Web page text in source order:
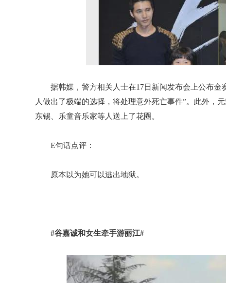
据韩媒，警方相关人士在17日新闻发布会上公布
人做出了极端的选择，将处理意外死亡事件”。此外，
东锡、乐童音乐家等人送上了花圈。
E句话点评：
原本以为她可以逃出地狱。
#谷嘉诚和女生牵手游丽江#